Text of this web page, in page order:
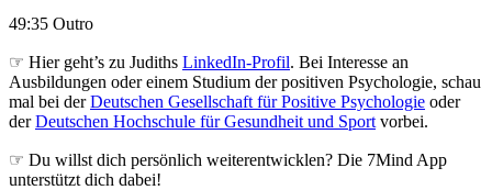
49:35 Outro
☞ Hier geht’s zu Judiths LinkedIn-Profil. Bei Interesse an
Ausbildungen oder einem Studium der positiven Psychologie, schau
mal bei derDeutschen Gesellschaft für Positive Psychologie oder
derDeutschen Hochschule für Gesundheit und Sport vorbei.
☞ Du willst dich persönlich weiterentwicklen? Die 7Mind App
unterstützt dich dabei!